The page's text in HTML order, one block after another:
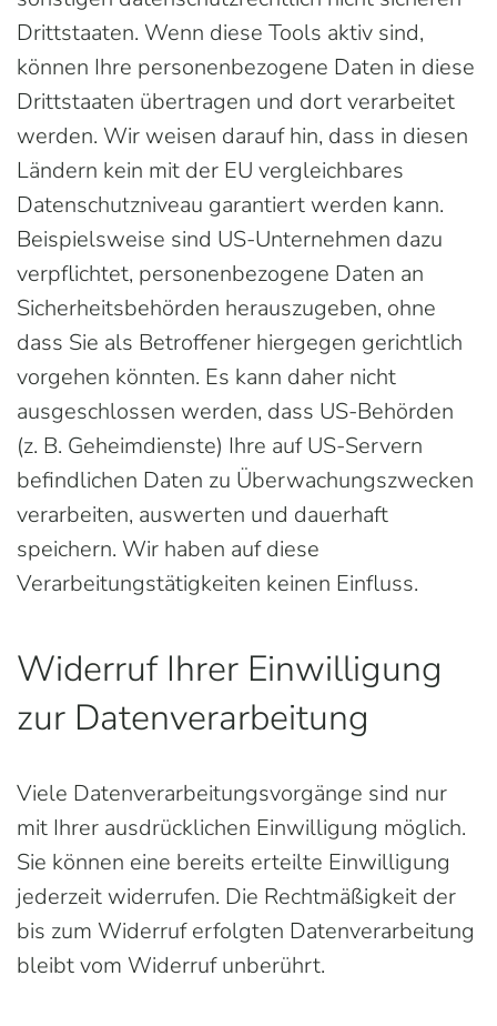
Drittstaaten. Wenn diese Tools aktiv sind,
können Ihre personenbezogene Daten in diese
Drittstaaten übertragen und dort verarbeitet
werden. Wir weisen darauf hin, dass in diesen
Ländern kein mit der EU vergleichbares
Datenschutzniveau garantiert werden kann.
Beispielsweise sind US-Unternehmen dazu
verpflichtet, personenbezogene Daten an
Sicherheitsbehörden herauszugeben, ohne
dass Sie als Betroffener hiergegen gerichtlich
vorgehen könnten. Es kann daher nicht
ausgeschlossen werden, dass US-Behörden
(z. B. Geheimdienste) Ihre auf US-Servern
befindlichen Daten zu Überwachungszwecken
verarbeiten, auswerten und dauerhaft
speichern. Wir haben auf diese
Verarbeitungstätigkeiten keinen Einfluss.
Widerruf Ihrer Einwilligung
zur Datenverarbeitung
Viele Datenverarbeitungsvorgänge sind nur
mit Ihrer ausdrücklichen Einwilligung möglich.
Sie können eine bereits erteilte Einwilligung
jederzeit widerrufen. Die Rechtmäßigkeit der
bis zum Widerruf erfolgten Datenverarbeitung
bleibt vom Widerruf unberührt.